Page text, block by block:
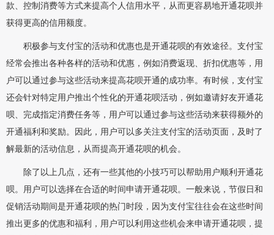
款、控制消费等方式来提高个人信用水平，从而更容易地开通花呗并
获得更高的信用额度。
积极参与支付宝的活动和优惠也是开通花呗的有效途径。支付宝
经常会推出各种各样的活动和优惠，例如消费返现、折扣优惠等，用
户可以通过参与这些活动来提高花呗开通的成功率。有时候，支付宝
还会针对特定用户推出个性化的开通花呗活动，例如邀请好友开通花
呗、完成指定消费任务等，用户可以通过参与这些活动来获得额外的
开通福利和奖励。因此，用户可以多关注支付宝的活动页面，及时了
解最新的活动信息，从而提高开通花呗的机会。
除了以上几点，还有一些其他的小技巧可以帮助用户顺利开通花
呗。用户可以选择在合适的时间申请开通花呗。一般来说，节假日和
促销活动期间是开通花呗的热门时段，因为支付宝往往会在这些时间
推出更多的优惠和福利，用户可以利用这些机会来申请开通花呗，提